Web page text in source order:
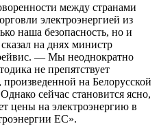
между странами
электроэнергией из
наша безопасность, но и
на днях министр
— Мы неоднократно
не препятствует
на Белорусской
сейчас становится ясно,
цены на электроэнергию в
ЕС».